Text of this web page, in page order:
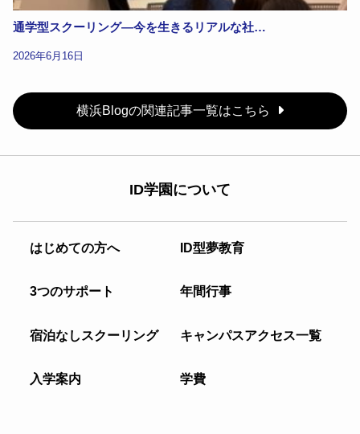
通学型スクーリング―今を生きるリアルな社…
2026年6月16日
横浜Blogの関連記事一覧はこちら
ID学園について
はじめての方へ ID型夢教育
3つのサポート 年間行事
宿泊なしスクーリング キャンパスアクセス一覧
入学案内 学費